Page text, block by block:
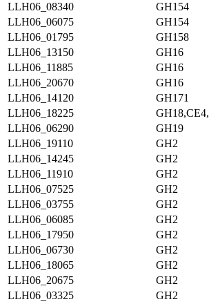
LLH06_08340
GH154
LLH06_06075
GH154
LLH06_01795
GH158
LLH06_13150
GH16
LLH06_11885
GH16
LLH06_20670
GH16
LLH06_14120
GH171
LLH06_18225
LLH06_06290
GH19
LLH06_19110
GH2
LLH06_14245
GH2
LLH06_11910
GH2
LLH06_07525
GH2
LLH06_03755
GH2
LLH06_06085
GH2
LLH06_17950
GH2
LLH06_06730
GH2
LLH06_18065
GH2
LLH06_20675
GH2
LLH06_03325
GH2